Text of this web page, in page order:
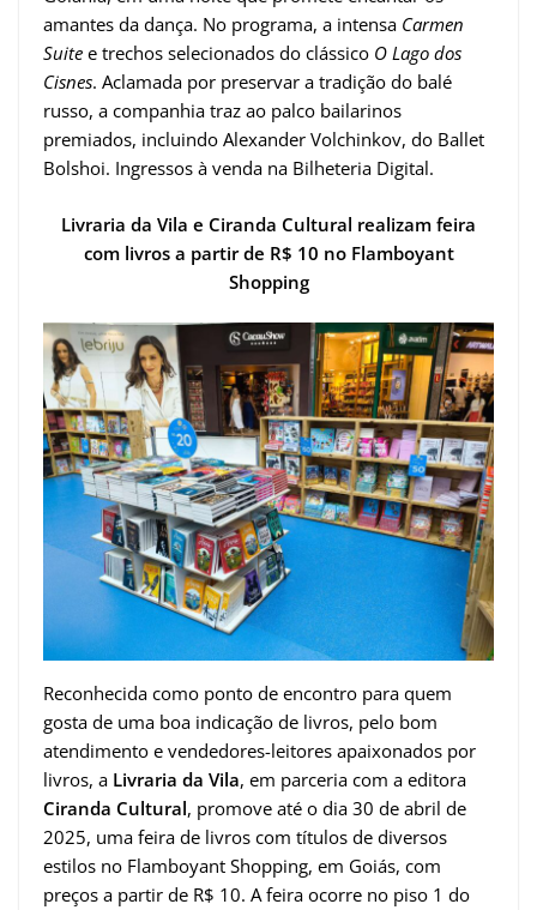
amantes da dança. No programa, a intensa Carmen
Suite e trechos selecionados do clássico O Lago dos
Cisnes. Aclamada por preservar a tradição do balé
russo, a companhia traz ao palco bailarinos
premiados, incluindo Alexander Volchinkov, do Ballet
Bolshoi. Ingressos à venda na Bilheteria Digital.
Livraria da Vila e Ciranda Cultural realizam feira
com livros a partir de R$ 10 no Flamboyant
Shopping
Reconhecida como ponto de encontro para quem
gosta de uma boa indicação de livros, pelo bom
atendimento e vendedores-leitores apaixonados por
livros, a Livraria da Vila, em parceria com a editora
Ciranda Cultural, promove até o dia 30 de abril de
2025, uma feira de livros com títulos de diversos
estilos no Flamboyant Shopping, em Goiás, com
preços a partir de R$ 10. A feira ocorre no piso 1 do